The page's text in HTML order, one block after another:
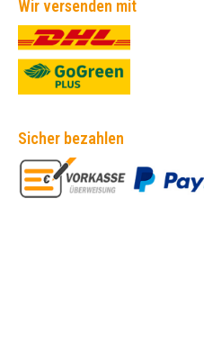
Wir versenden mit
Sicher bezahlen